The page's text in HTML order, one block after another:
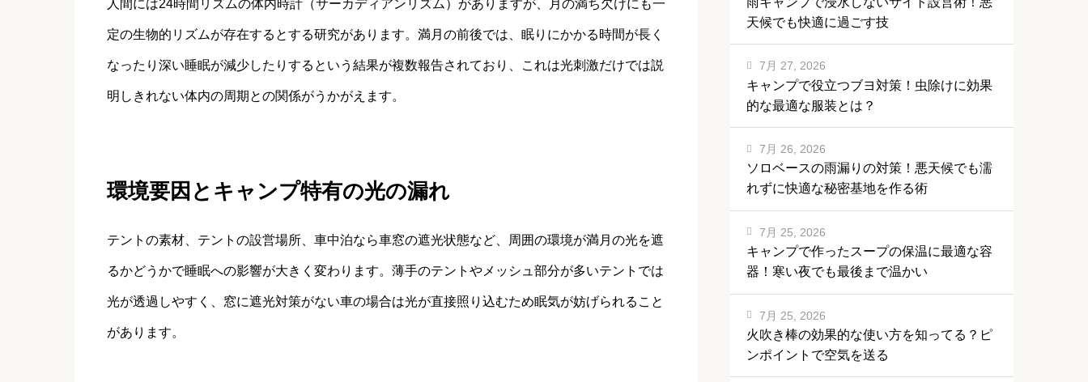
人間には24時間リズムの体内時計（サーカディアンリズム）がありますが、月の満ち欠けにも一
定の生物的リズムが存在するとする研究があります。満月の前後では、眠りにかかる時間が長く
なったり深い睡眠が減少したりするという結果が複数報告されており、これは光刺激だけでは説
明しきれない体内の周期との関係がうかがえます。
環境要因とキャンプ特有の光の漏れ
テントの素材、テントの設営場所、車中泊なら車窓の遮光状態など、周囲の環境が満月の光を遮
るかどうかで睡眠への影響が大きく変わります。薄手のテントやメッシュ部分が多いテントでは
光が透過しやすく、窓に遮光対策がない車の場合は光が直接照り込むため眠気が妨げられること
があります。
天候でも快適に過ごす技
キャンプで役立つブヨ対策！虫除けに効果
的な最適な服装とは？
7月 27, 2026
ソロベースの雨漏りの対策！悪天候でも濡
れずに快適な秘密基地を作る術
7月 26, 2026
キャンプで作ったスープの保温に最適な容
器！寒い夜でも最後まで温かい
7月 25, 2026
火吹き棒の効果的な使い方を知ってる？ピ
ンポイントで空気を送る
7月 25, 2026